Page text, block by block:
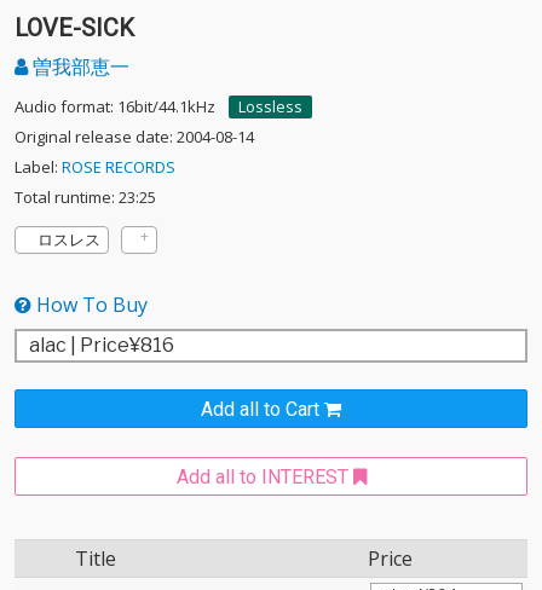
LOVE-SICK
曽我部恵一
Audio format: 16bit/44.1kHz
Lossless
Original release date: 2004-08-14
Label: ROSE RECORDS
Total runtime: 23:25
ロスレス
How To Buy
Add all to Cart
Add all to INTEREST
Title Price